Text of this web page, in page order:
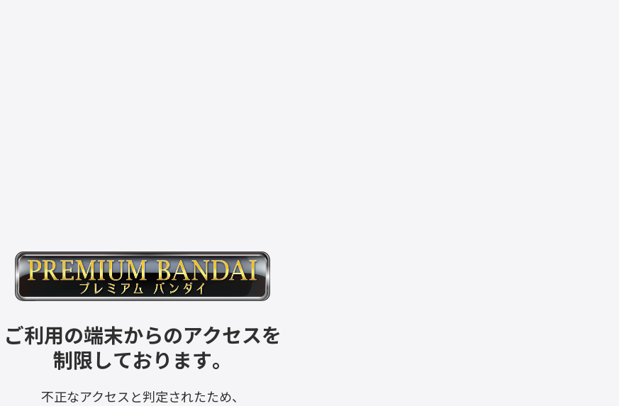
ご利用の端末からのアクセスを
制限しております。
不正なアクセスと判定されたため、